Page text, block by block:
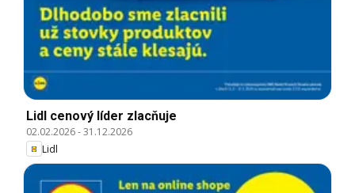
Lidl cenový líder zlacňuje
02.02.2026-31.12.2026
Lidl